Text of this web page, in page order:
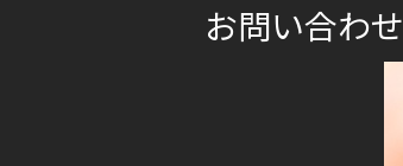
お問い合わせ